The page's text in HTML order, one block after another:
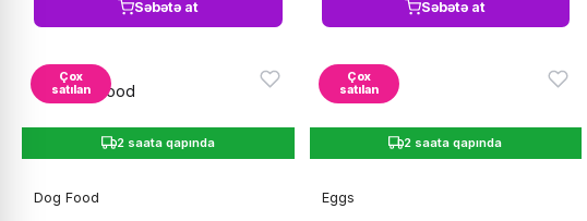
Səbətə at Səbətə at
Çox
satılan
2 saata qapında
Dog Food
Çox
satılan
2 saata qapında
Eggs